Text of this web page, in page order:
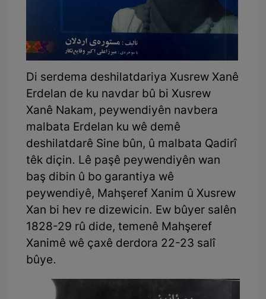
Di serdema deshilatdariya Xusrew Xanê
Erdelan de ku navdar bû bi Xusrew
Xanê Nakam, peywendiyên navbera
malbata Erdelan ku wê demê
deshilatdarê Sine bûn, û malbata Qadirî
têk diçin. Lê paşê peywendiyên wan
baş dibin û bo garantiya wê
peywendiyê, Mahşeref Xanim û Xusrew
Xan bi hev re dizewicin. Ew bûyer salên
1828-29 rû dide, temenê Mahşeref
Xanimê wê çaxê derdora 22-23 salî
bûye.